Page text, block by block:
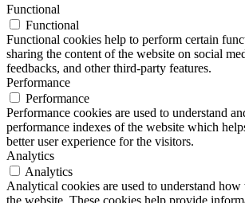
Functional
Functional
Functional cookies help to perform certain
sharing the content of the website on social
feedbacks, and other third-party features.
Performance
Performance
Performance cookies are used to understand
performance indexes of the website which
better user experience for the visitors.
Analytics
Analytics
Analytical cookies are used to understand
the website. These cookies help provide